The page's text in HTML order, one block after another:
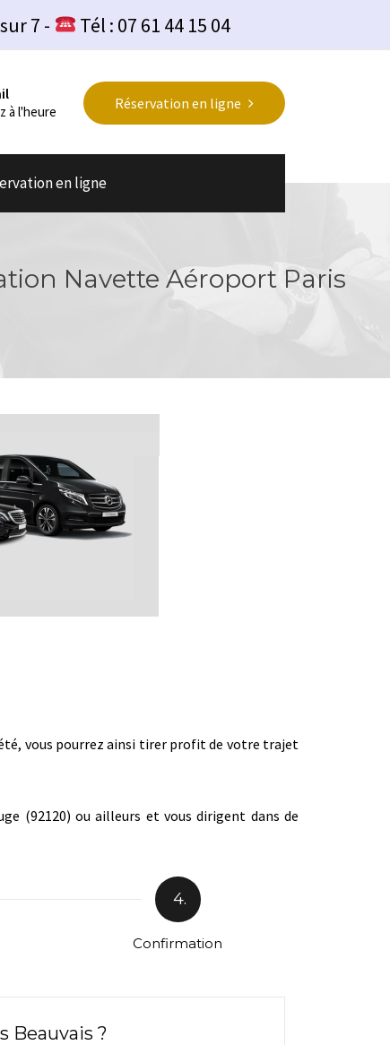
7 - Tél : 07 61 44 15 04
Réservation en ligne
à l'heure
en ligne
Navette Aéroport Paris
vous pourrez ainsi tirer profit de votre trajet
(92120) ou ailleurs et vous dirigent dans de
4.
Confirmation
Beauvais ?